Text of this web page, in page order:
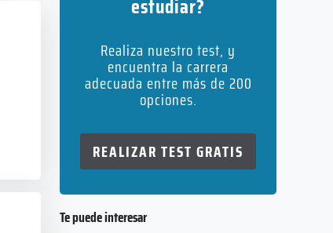
estudiar?
Realiza nuestro test, y
encuentra la carrera
adecuada entre más de 200
opciones.
REALIZAR TEST GRATIS
Te puede interesar